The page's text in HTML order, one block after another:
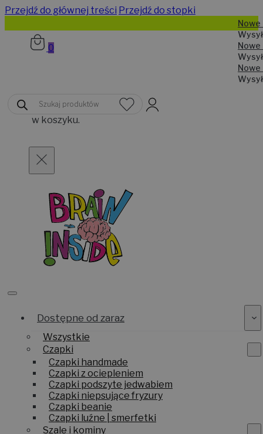
Przejdź do głównej treści Przejdź do stopki
Wyszukiwarka
produktów
0
produktów
w koszyku.
Dostępne od zaraz
Wszystkie
Czapki
Czapki handmade
Czapki z ociepleniem
Czapki podszyte jedwabiem
Czapki niepsujące fryzury
Czapki beanie
Czapki luźne | smerfetki
Szale i kominy